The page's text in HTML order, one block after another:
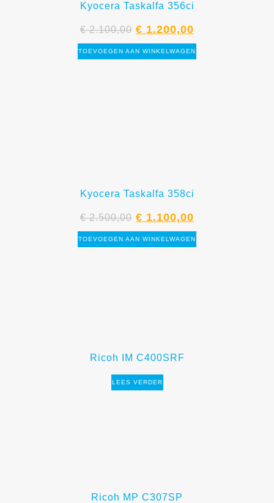
Kyocera Taskalfa 356ci
€2.100,00 € 1.200,00
TOEVOEGEN AAN WINKELWAGEN
Kyocera Taskalfa 358ci
€2.500,00 € 1.100,00
TOEVOEGEN AAN WINKELWAGEN
Ricoh IM C400SRF
LEES VERDER
Ricoh MP C307SP